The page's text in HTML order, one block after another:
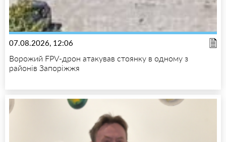
07.08.2026, 12:06
Ворожий FPV-дрон атакував стоянку в одному з
районів Запоріжжя